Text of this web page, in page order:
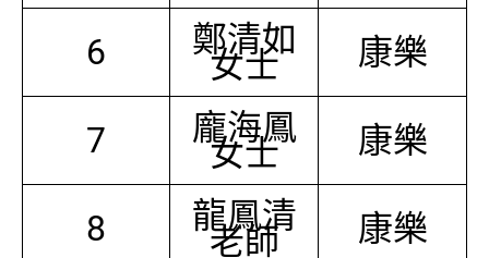
6 鄭清如
女士 康樂
7 龐海鳳
女士 康樂
8 龍鳳清
老師 康樂